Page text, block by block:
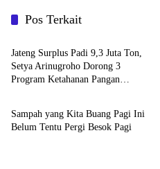
Pos Terkait
Kilas
Jateng Surplus Padi 9,3 Juta Ton,
Setya Arinugroho Dorong 3
Program Ketahanan Pangan
Kilas
Sampah yang Kita Buang Pagi Ini
Belum Tentu Pergi Besok Pagi